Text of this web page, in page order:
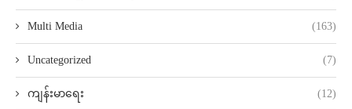
Multi Media (163)
Uncategorized (7)
ကျန်းမာရေး (12)